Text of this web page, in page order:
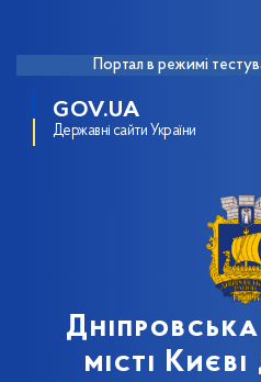
Портал в режимі
GOV.UA
Державні сайти України
місті